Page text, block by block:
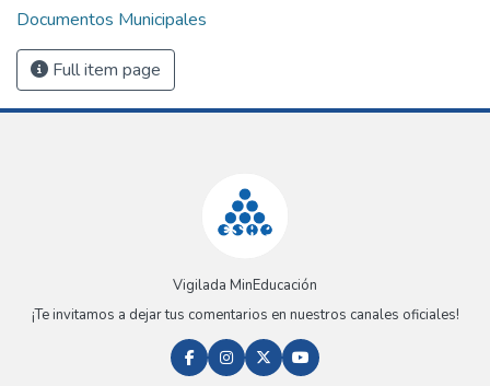
Documentos Municipales
Full item page
Vigilada MinEducación
¡Te invitamos a dejar tus comentarios en nuestros canales oficiales!